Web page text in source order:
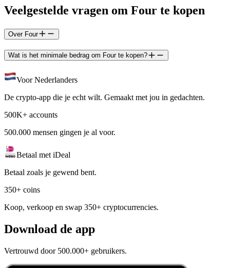
Veelgestelde vragen om Four te kopen
Over Four
Wat is het minimale bedrag om Four te kopen?
Voor Nederlanders
De crypto-app die je echt wilt. Gemaakt met jou in gedachten.
500K+ accounts
500.000 mensen gingen je al voor.
Betaal met iDeal
Betaal zoals je gewend bent.
350+ coins
Koop, verkoop en swap 350+ cryptocurrencies.
Download de app
Vertrouwd door 500.000+ gebruikers.